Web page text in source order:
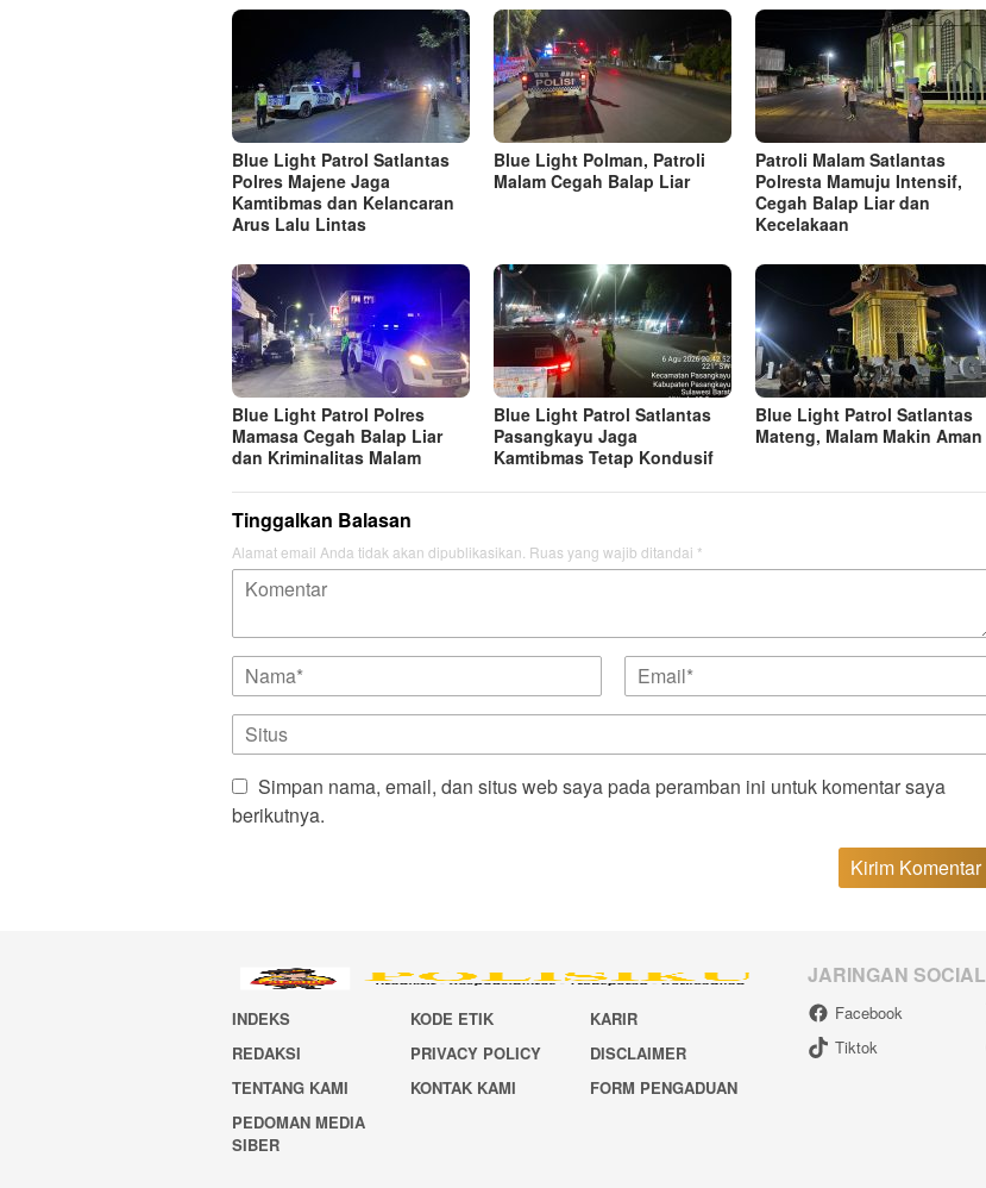
Blue Light Patrol Satlantas
Polres Majene Jaga
Kamtibmas dan Kelancaran
Arus Lalu Lintas
Blue Light Polman, Patroli
Malam Cegah Balap Liar
Patroli Malam Satlantas
Polresta Mamuju Intensif,
Cegah Balap Liar dan
Kecelakaan
Blue Light Patrol Polres
Mamasa Cegah Balap Liar
dan Kriminalitas Malam
Blue Light Patrol Satlantas
Pasangkayu Jaga
Kamtibmas Tetap Kondusif
Blue Light Patrol Satlantas
Mateng, Malam Makin Aman
Tinggalkan Balasan
Alamat email Anda tidak akan dipublikasikan. Ruas yang wajib ditandai *
Simpan nama, email, dan situs web saya pada peramban ini untuk komentar saya
berikutnya.
INDEKS KODE ETIK
KARIR
REDAKSI
PRIVACY POLICY
DISCLAIMER
TENTANG KAMI
KONTAK KAMI
FORM PENGADUAN
PEDOMAN MEDIA
SIBER
JARINGAN SOCIAL
Facebook
Tiktok